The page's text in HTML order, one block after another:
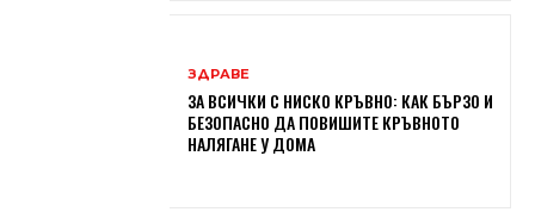
ЗДРАВЕ
ЗА ВСИЧКИ С НИСКО КРЪВНО: КАК БЪРЗО И
БЕЗОПАСНО ДА ПОВИШИТЕ КРЪВНОТО
НАЛЯГАНЕ У ДОМА